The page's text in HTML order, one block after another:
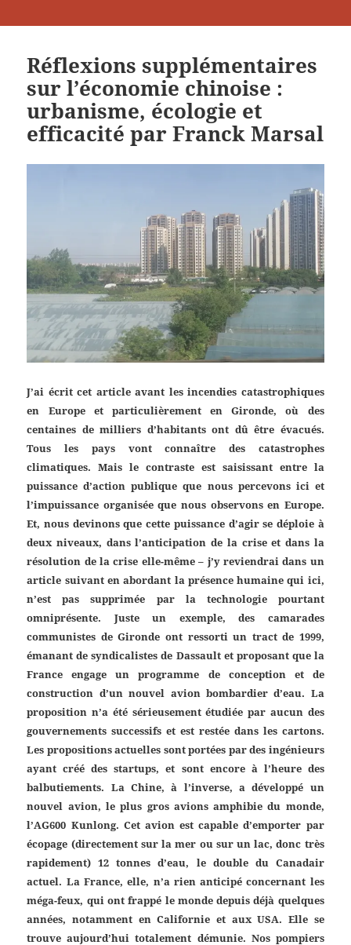
Réflexions supplémentaires
sur l’économie chinoise :
urbanisme, écologie et
efficacité par Franck Marsal
J’ai écrit cet article avant les incendies catastrophiques
en Europe et particulièrement en Gironde, où des
centaines de milliers d’habitants ont dû être évacués.
Tous les pays vont connaître des catastrophes
climatiques. Mais le contraste est saisissant entre la
puissance d’action publique que nous percevons ici et
l’impuissance organisée que nous observons en Europe.
Et, nous devinons que cette puissance d’agir se déploie à
deux niveaux, dans l’anticipation de la crise et dans la
résolution de la crise elle-même – j’y reviendrai dans un
article suivant en abordant la présence humaine qui ici,
n’est pas supprimée par la technologie pourtant
omniprésente. Juste un exemple, des camarades
communistes de Gironde ont ressorti un tract de 1999,
émanant de syndicalistes de Dassault et proposant que la
France engage un programme de conception et de
construction d’un nouvel avion bombardier d’eau. La
proposition n’a été sérieusement étudiée par aucun des
gouvernements successifs et est restée dans les cartons.
Les propositions actuelles sont portées par des ingénieurs
ayant créé des startups, et sont encore à l’heure des
balbutiements. La Chine, à l’inverse, a développé un
nouvel avion, le plus gros avions amphibie du monde,
l’AG600 Kunlong. Cet avion est capable d’emporter par
écopage (directement sur la mer ou sur un lac, donc très
rapidement) 12 tonnes d’eau, le double du Canadair
actuel. La France, elle, n’a rien anticipé concernant les
méga-feux, qui ont frappé le monde depuis déjà quelques
années, notamment en Californie et aux USA. Elle se
trouve aujourd’hui totalement démunie. Nos pompiers